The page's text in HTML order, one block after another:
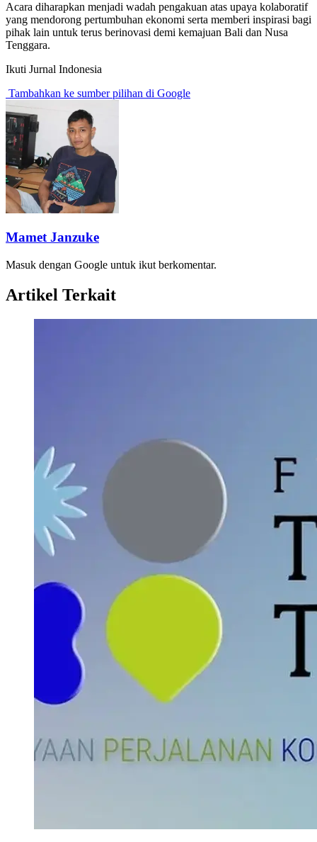
Acara diharapkan menjadi wadah pengakuan atas upaya kolaboratif
yang mendorong pertumbuhan ekonomi serta memberi inspirasi bagi
pihak lain untuk terus berinovasi demi kemajuan Bali dan Nusa
Tenggara.
Ikuti Jurnal Indonesia
Tambahkan ke sumber pilihan di Google
Mamet Janzuke
Masuk dengan Google untuk ikut berkomentar.
Artikel Terkait